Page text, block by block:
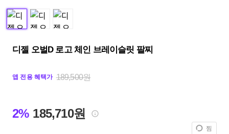
디젤 오벌D 로고 체인 브레이슬릿 팔찌
앱 전용 혜택가 189,500원
2% 185,710원
찜